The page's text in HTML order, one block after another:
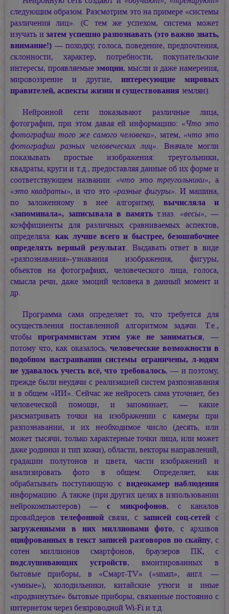
следующим образом. Разсмотрим это на примере «системы
различения лиц». (С тем же успехом, система может
изучать изатем успешно разпознавать (это важно знать,
внимание!) — походку, голоса, поведение, предпочтения,
склонности, характер, потребности, покупательские
интересы, проявляемыеэмоции, мысли и даже намерения,
мировоззрение и другие, интересующие мировых
правителей, аспекты жизни и существованияземлян).
Нейронной сети показывают различные лица,
фотографии, при этом давая ей информацию: «Что это
фотографии того же самого человека», затем, «что это
фотографии разных человеческих лиц». Вначале могли
показывать простые изображения: треугольники,
квадраты, круги и т.д., предоставляя данные об их форме и
соответствующем названии: «что это треугольники», а
«это квадраты», и что это «разные фигуры». И машина,
по заложенному в неё алгоритму, вычисляла и
«запоминала», записывала в памятьт.наз. «весы», —
коэффициенты для различных сравниваемых аспектов,
определяла:как лучше всего и быстрее, безошибочнее
определять верный результат. Выдавать ответ в виде
«разпознавания»-узнавания изображения, фигуры,
объектов на фотографиях, человеческого лица, голоса,
смысла речи, даже эмоций человека в данный момент и
др.
Программа сама определяет то, что требуется для
осуществления поставленной алгоритмом задачи. Т.е.,
чтобы программистам этим уже не заниматься, —
потому что, как оказалось, человеческие возможности в
подобном настраивании системы ограничены, л-юдям
не удавалось учесть всё, что требовалось, — и поэтому,
прежде были неудачи с реализацией систем разпознавания
и в общем «ИИ». Сейчас же нейросеть сама уточняет, без
человеческой помощи, и запоминает, — какие
разсматривать точки на изображении с камеры при
разпознавании, и их необходимое число (десять, или
может тысячи, только характерные точки лица, или может
даже родинки и тип кожи), области, векторы направлений,
градации полутонов и цвета, части изображений и
анализировать фото в общем. Определяет, как
обрабатывать поступающую с видеокамер наблюдения
информацию. А также (при других целях в изпользовании
нейрокомпьютеров) —с микрофонов, с каналов
провайдеров телефоннойсвязи, с записей соц-сетей с
загруженными в них миллионами фото, с архивов
оцифрованных в текст записей разговоров по скайпу, с
сотен миллионов смартфонов, браузеров ПК, с
подслушивающих устройств, вмонтированных в
бытовые приборы, в «Смарт-TV» («smart», англ. —
«умные»), холодильники, китайские утюги и иные
«продвинутые» бытовые приборы, связанные постоянно с
интернетом через безпроводной Wi-Fi и т.д.